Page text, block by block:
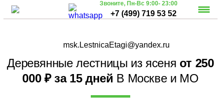
Звоните, Пн-Вс 9:00- 23:00
+7 (499) 719 53 52
msk.LestnicaEtagi@yandex.ru
Деревянные лестницы из ясеня от 250
000 ₽ за 15 дней В Москве и МО